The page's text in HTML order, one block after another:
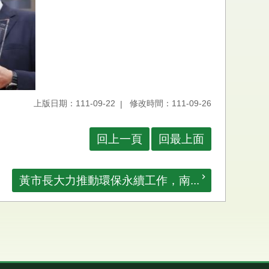
上版日期：111-09-22 修改時間：111-09-26
回上一頁 回最上面
黃市長大力推動環保永續工作，南...